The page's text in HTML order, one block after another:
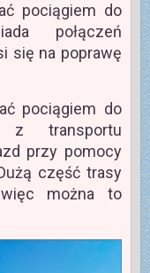
pociągiem do
połączeń
się na poprawę
pociągiem do
z transportu
przy pomocy
część trasy
można to